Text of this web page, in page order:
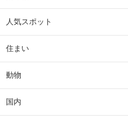
人気スポット
住まい
動物
国内